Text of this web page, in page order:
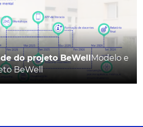
do projeto BeWellModelo e
BeWell